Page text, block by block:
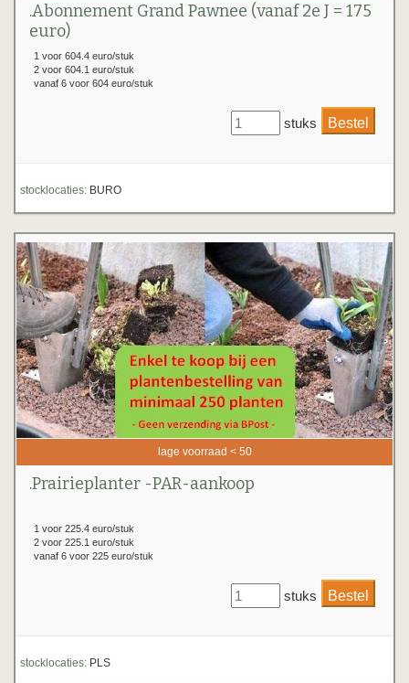
.Abonnement Grand Pawnee (vanaf 2e J = 175
euro)
1 voor 604.4 euro/stuk
2 voor 604.1 euro/stuk
vanaf 6 voor 604 euro/stuk
stuks
stocklocaties: BURO
lage voorraad < 50
.Prairieplanter -PAR-aankoop
1 voor 225.4 euro/stuk
2 voor 225.1 euro/stuk
vanaf 6 voor 225 euro/stuk
stuks
stocklocaties: PLS